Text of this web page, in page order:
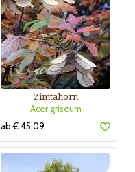
Zimtahorn
Acer griseum
ab € 45,09